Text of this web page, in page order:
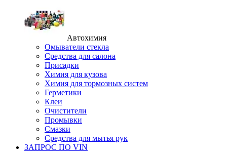
Автохимия
Омыватели стекла
Средства для салона
Присадки
Химия для кузова
Химия для тормозных систем
Герметики
Клеи
Очистители
Промывки
Смазки
Средства для мытья рук
ЗАПРОС ПО VIN